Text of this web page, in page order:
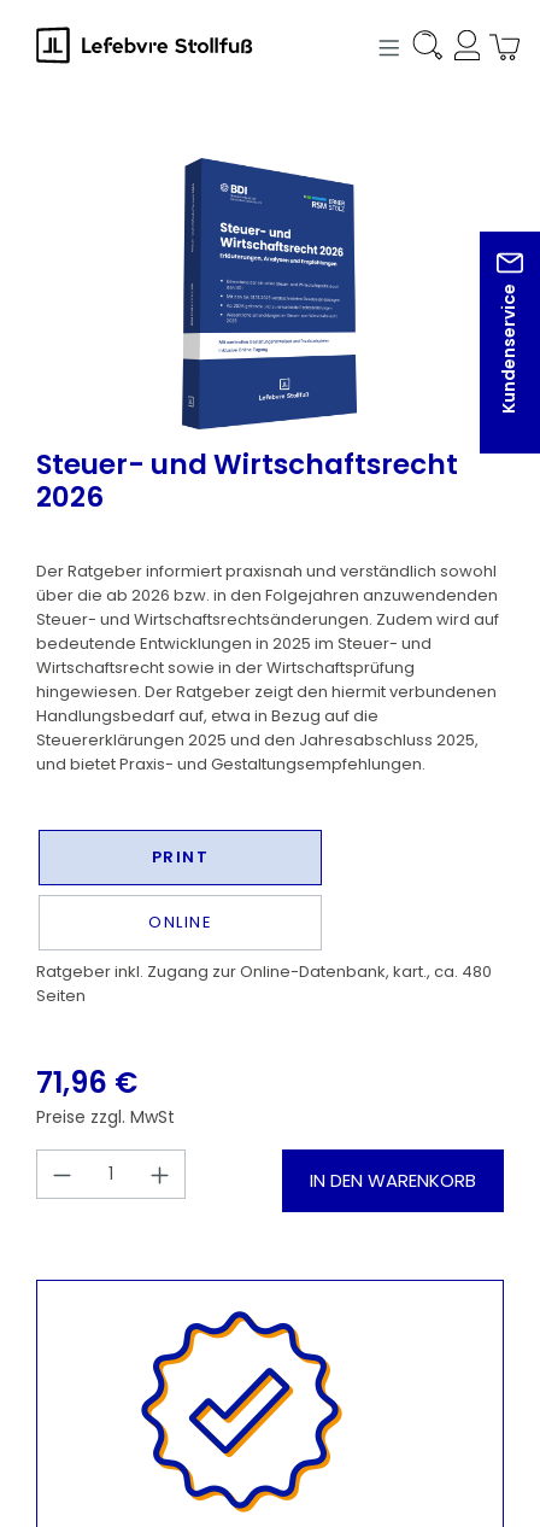
springen
Kundenservice
Bildergalerie überspringen
Steuer- und Wirtschaftsrecht
2026
Der Ratgeber informiert praxisnah und verständlich sowohl
über die ab 2026 bzw. in den Folgejahren anzuwendenden
Steuer- und Wirtschaftsrechtsänderungen. Zudem wird auf
bedeutende Entwicklungen in 2025 im Steuer- und
Wirtschaftsrecht sowie in der Wirtschaftsprüfung
hingewiesen. Der Ratgeber zeigt den hiermit verbundenen
Handlungsbedarf auf, etwa in Bezug auf die
Steuererklärungen 2025 und den Jahresabschluss 2025,
und bietet Praxis- und Gestaltungsempfehlungen.
PRINT
ONLINE
Ratgeber inkl. Zugang zur Online-Datenbank, kart., ca. 480
Seiten
71,96 €
Preise zzgl. MwSt
Produkt Anzahl: Gib denIN DEN WARENKORB